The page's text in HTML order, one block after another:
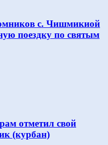
с. Чишмикиой
поездку по святым
отметил свой
(курбан)